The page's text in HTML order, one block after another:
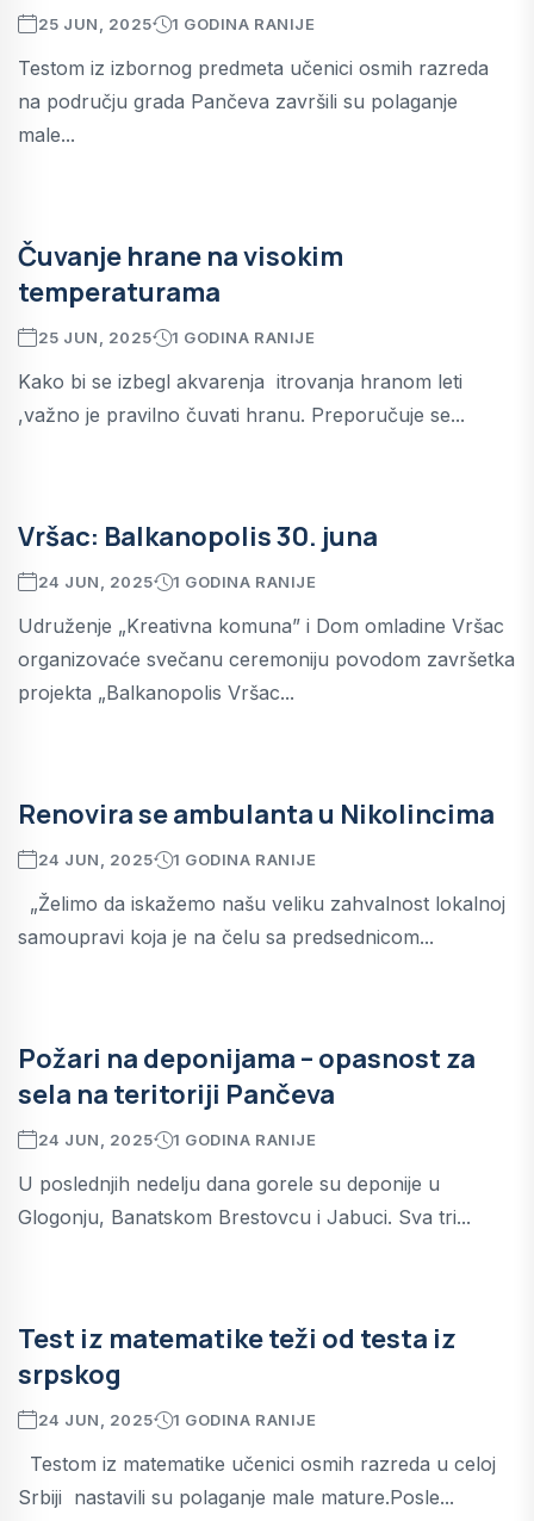
25 JUN, 2025 1 GODINA RANIJE
Testom iz izbornog predmeta učenici osmih razreda
na području grada Pančeva završili su polaganje
male...
Čuvanje hrane na visokim
temperaturama
25 JUN, 2025 1 GODINA RANIJE
Kako bi se izbegl akvarenja itrovanja hranom leti
,važno je pravilno čuvati hranu. Preporučuje se...
Vršac: Balkanopolis 30. juna
24 JUN, 2025 1 GODINA RANIJE
Udruženje „Kreativna komuna” i Dom omladine Vršac
organizovaće svečanu ceremoniju povodom završetka
projekta „Balkanopolis Vršac...
Renovira se ambulanta u Nikolincima
24 JUN, 2025 1 GODINA RANIJE
„Želimo da iskažemo našu veliku zahvalnost lokalnoj
samoupravi koja je na čelu sa predsednicom...
Požari na deponijama – opasnost za
sela na teritoriji Pančeva
24 JUN, 2025 1 GODINA RANIJE
U poslednjih nedelju dana gorele su deponije u
Glogonju, Banatskom Brestovcu i Jabuci. Sva tri...
Test iz matematike teži od testa iz
srpskog
24 JUN, 2025 1 GODINA RANIJE
Testom iz matematike učenici osmih razreda u celoj
Srbiji nastavili su polaganje male mature.Posle...